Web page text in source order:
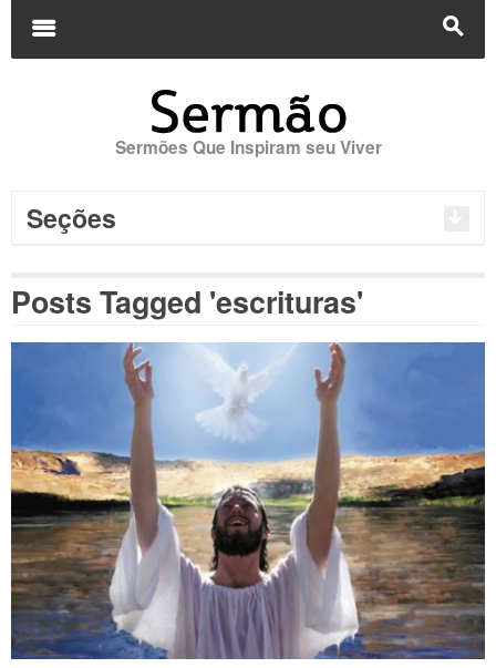
s
m
Sermões Que Inspiram seu Viver
Seções
Posts Tagged 'escrituras'